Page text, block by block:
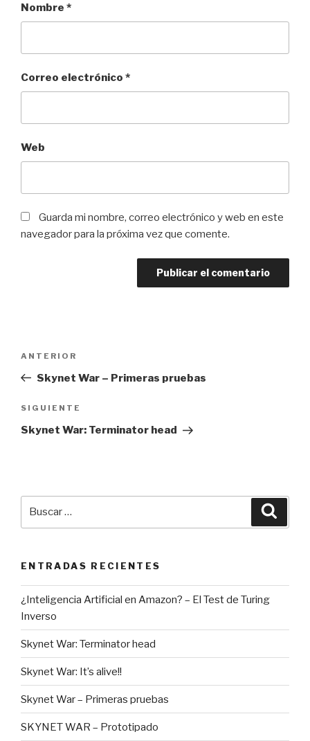
Nombre *
Correo electrónico *
Web
Guarda mi nombre, correo electrónico y web en este
navegador para la próxima vez que comente.
entradas
Entrada
anterior:
ANTERIOR
Skynet War – Primeras pruebas
Siguiente
entrada
SIGUIENTE
Skynet War: Terminator head
ENTRADAS RECIENTES
¿Inteligencia Artificial en Amazon? – El Test de Turing
Inverso
Skynet War: Terminator head
Skynet War: It’s alive!!
Skynet War – Primeras pruebas
SKYNET WAR – Prototipado